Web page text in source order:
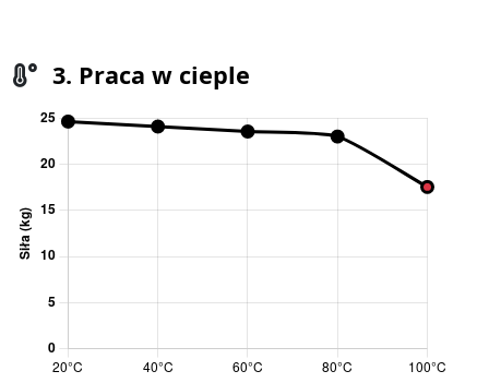
3. Praca w cieple